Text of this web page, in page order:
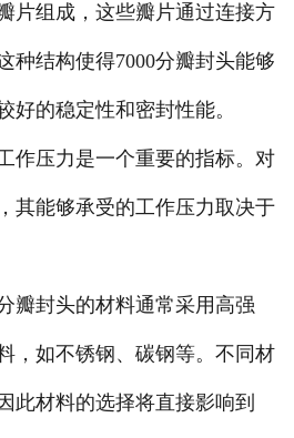
片组成，这些瓣片通过连接方
种结构使得7000分瓣封头能够
好的稳定性和密封性能。
压力是一个重要的指标。对
其能够承受的工作压力取决于
封头的材料通常采用高强
，如不锈钢、碳钢等。不同材
此材料的选择将直接影响到